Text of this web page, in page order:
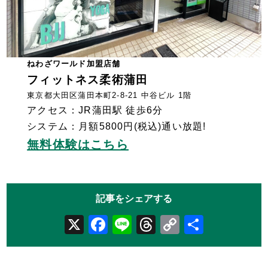
ねわざワールド加盟店舗
フィットネス柔術蒲田
東京都大田区蒲田本町2-8-21 中谷ビル 1階
アクセス：JR蒲田駅 徒歩6分
システム：月額5800円(税込)通い放題!
無料体験はこちら
X Facebook
LineThreads
Copy
Link
有